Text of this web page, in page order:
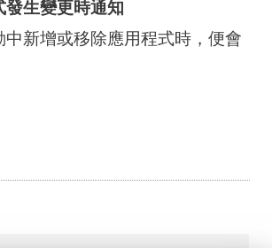
生變更時通知
新增或移除應用程式時，便會